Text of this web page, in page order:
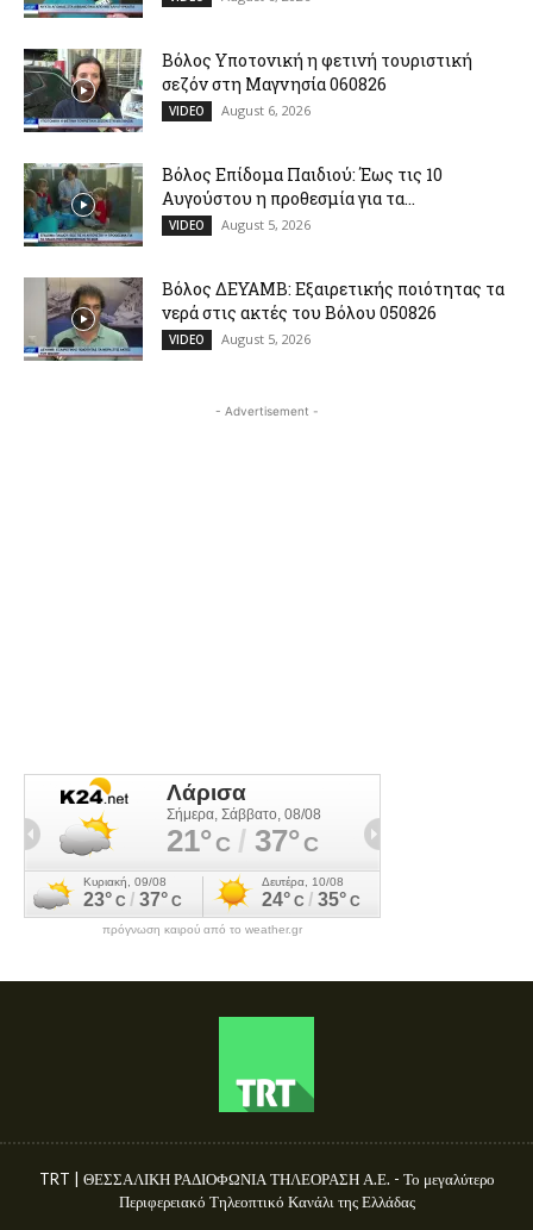
Βόλος Υποτονική η φετινή τουριστική
σεζόν στη Μαγνησία 060826
VIDEO August 6, 2026
Βόλος Επίδομα Παιδιού: Έως τις 10
Αυγούστου η προθεσμία για τα...
VIDEO August 5, 2026
Βόλος ΔΕΥΑΜΒ: Εξαιρετικής ποιότητας τα
νερά στις ακτές του Βόλου 050826
VIDEO August 5, 2026
- Advertisement -
πρόγνωση καιρού από το weather.gr
TRT | ΘΕΣΣΑΛΙΚΗ ΡΑΔΙΟΦΩΝΙΑ ΤΗΛΕΟΡΑΣΗ Α.Ε. - Το μεγαλύτερο
Περιφερειακό Τηλεοπτικό Κανάλι της Ελλάδας